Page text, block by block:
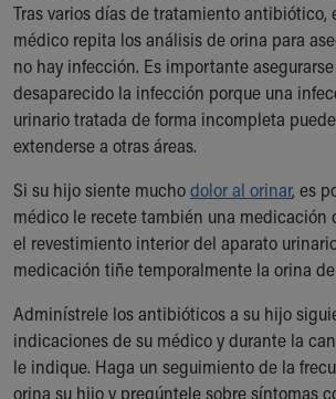
Tras varios días de tratamiento antibiótico,
médico repita los análisis de orina para
no hay infección. Es importante
desaparecido la infección porque una
urinario tratada de forma incompleta
extenderse a otras áreas.
Si su hijo siente muchodolor al orinar, es
médico le recete también una medicación
el revestimiento interior del aparato
medicación tiñe temporalmente la orina
Adminístrele los antibióticos a su hijo
indicaciones de su médico y durante la
le indique. Haga un seguimiento de la
orina su hijo y pregúntele sobre síntomas